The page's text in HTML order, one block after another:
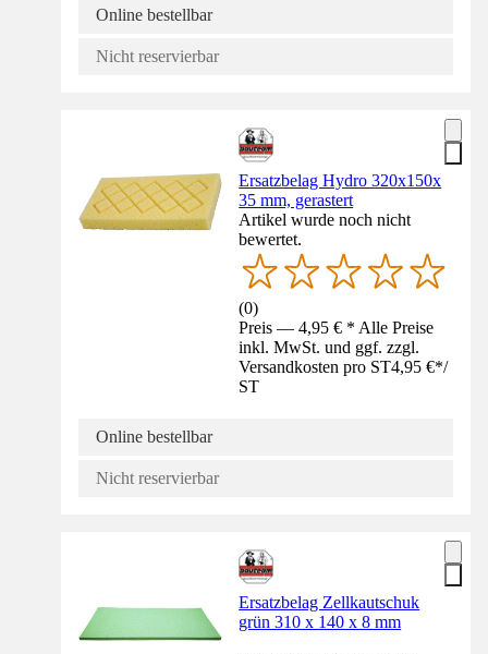
Online bestellbar
Nicht reservierbar
Ersatzbelag Hydro 320x150x
35 mm, gerastert
Artikel wurde noch nicht
bewertet.
(0)
Preis — 4,95 € * Alle Preise
inkl. MwSt. und ggf. zzgl.
Versandkosten pro ST4,95 €*/
ST
Online bestellbar
Nicht reservierbar
Ersatzbelag Zellkautschuk
grün 310 x 140 x 8 mm